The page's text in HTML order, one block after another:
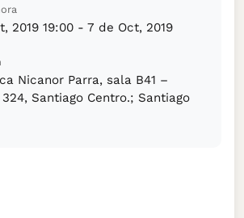
2019 19:00 - 7 de Oct, 2019
Nicanor Parra, sala B41 –
324, Santiago Centro.; Santiago